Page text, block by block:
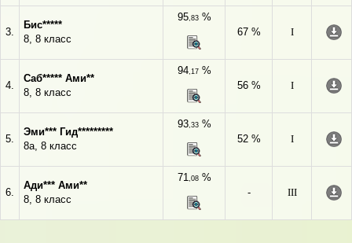
3.
Бис*****
8, 8 класс
95,83%
67 %
I
4.
Саб***** Ами**
8, 8 класс
94,17%
56 %
I
5.
Эми*** Гид*********
8а, 8 класс
93,33%
52 %
I
6.
Ади*** Ами**
8, 8 класс
71,08%
-
III